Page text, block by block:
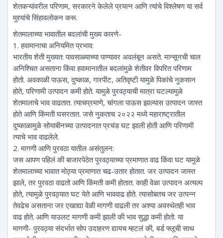
शेतकऱ्यांवरील परिणाम, सरकारने केलेले प्रयत्न आणि त्यांचे विश्लेषण या सर्व
मुद्द्यांचे सिंहावलोकन करू.
शेतमालाच्या भावातील बदलांची मुख्य कारणे-
1. हवामानाचा अनियमित प्रभाव:
भारतीय शेती मुख्यत: पावसाळ्याच्या पाण्यावर अवलंबून असते. मान्सूनची चाल
अनिश्चित असताना किंवा हवामानातील बदलांमुळे शेतीवर विपरित परिणाम
होतो. अवकाळी पाऊस, दुष्काळ, गारपीट, अतिवृष्टी यामुळे पिकांचे नुकसान
होते, परिणामी उत्पादन कमी होते. यामुळे पुरवठ्याची मात्रा घटल्यामुळे
शेतमालाचे भाव वाढतात. त्याचप्रमाणे, चांगला पाऊस झाल्यास उत्पादन जास्त
होते आणि किंमती घसरतात. जसे नुकताच २०२२ मध्ये महाराष्ट्रातील
दुष्काळामुळे सोयाबीनच्या उत्पादनात प्रचंड घट झाली होती आणि परिणामी
त्याचे भाव वाढलेले.
2. मागणी आणि पुरवठा यातील असंतुलन:
जस आपण पहिलं की बाजारपेठेत पुरवठ्याच्या प्रमाणात वाढ किंवा घट यामुळे
शेतमालाच्या भावात मोठ्या प्रमाणात चढ-उतार होतात. जर उत्पादन जास्त
झाले, तर पुरवठा वाढतो आणि किंमती कमी होतात. काही वेळा उत्पादन अत्यल्प
होते, त्यामुळे पुरवठ्यात घट येते आणि भाववाढ होते. त्यासोबतच जर उत्पन्न
तेवढेच असताना जर एखाद्या वेळी मागणी वाढली तर अश्या अवस्थेतही भाव
वाढ होते. आणि याउलट मागणी कमी झाली की भाव सुद्धा कमी होतो. या
मागणी- पुरवठ्या संदर्भात सोप उदाहरण द्यायच म्हटलं की, बर्ड फ्लूची साथ